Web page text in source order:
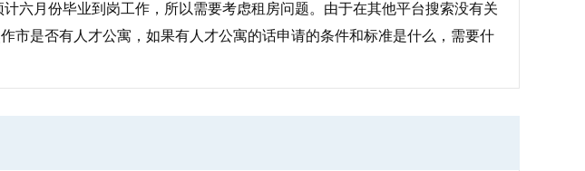
六月份毕业到岗工作，所以需要考虑租房问题。由于在其他平台搜索没有关
市是否有人才公寓，如果有人才公寓的话申请的条件和标准是什么，需要什